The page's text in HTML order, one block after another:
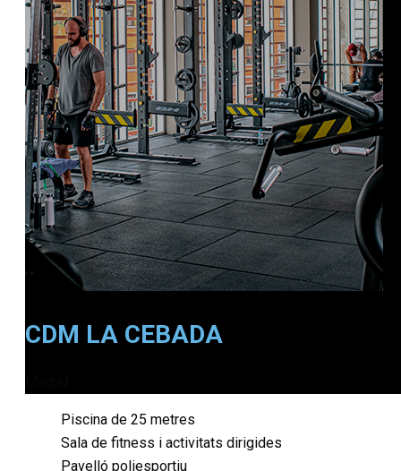
CDM LA CEBADA
Piscina de 25 metres
Sala de fitness i activitats dirigides
Pavelló poliesportiu